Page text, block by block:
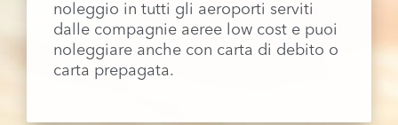
noleggio in tutti gli aeroporti serviti
dalle compagnie aeree low cost e puoi
noleggiare anche con carta di debito o
carta prepagata.